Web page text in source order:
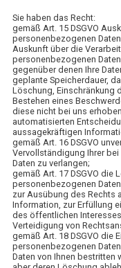
Sie haben das Recht:
gemäß Art. 15 DSGVO
personenbezogenen
Auskunft über die
personenbezogenen
gegenüber denen Ihre
geplante Speicherdauer,
Löschung, Einschränkung
Bestehen eines
diese nicht bei uns
automatisierten
aussagekräftigen
gemäß Art. 16 DSGVO
Vervollständigung Ihrer
Daten zu verlangen;
gemäß Art. 17 DSGVO die
personenbezogenen
zur Ausübung des Rechts
Information, zur Erfüllung
des öffentlichen
Verteidigung von
gemäß Art. 18 DSGVO die
personenbezogenen
Daten von Ihnen bestritten